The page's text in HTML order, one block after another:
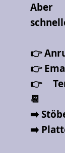
Aber
👉
👉
👉
📆
➡️
➡️